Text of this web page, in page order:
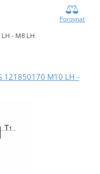
Porovnať
- M8 LH
121850170 M10 LH -